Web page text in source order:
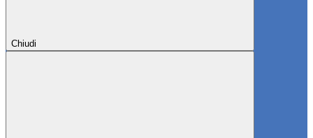
Chiudi